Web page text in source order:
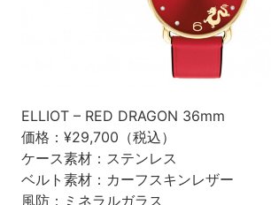
ELLIOT – RED DRAGON 36mm
価格：¥29,700（税込）
ケース素材：ステンレス
ベルト素材：カーフスキンレザー
風防：ミネラルガラス